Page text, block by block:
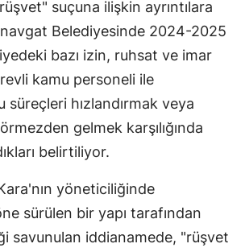
suçuna ilişkin ayrıntılara
Belediyesinde 2024-2025
bazı izin, ruhsat ve imar
kamu personeli ile
hızlandırmak veya
gelmek karşılığında
belirtiliyor.
yöneticiliğinde
sürülen bir yapı tarafından
savunulan iddianamede, "rüşvet